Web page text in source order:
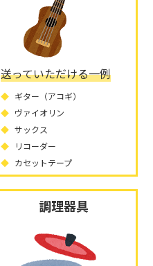
送っていただける一例
ギター（アコギ）
ヴァイオリン
サックス
リコーダー
カセットテープ
調理器具